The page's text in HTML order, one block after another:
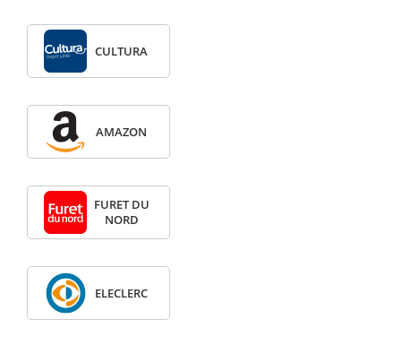
CULTURA
AMAZON
FURET DU
NORD
ELECLERC